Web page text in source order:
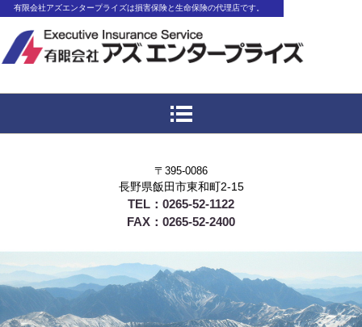
有限会社アズエンタープライズは損害保険と
有限会社アズエンタープライズは損害保険と生命保険の代理店です。
〒395-0086
長野県飯田市東和町2-15
TEL：0265-52-1122
FAX：0265-52-2400